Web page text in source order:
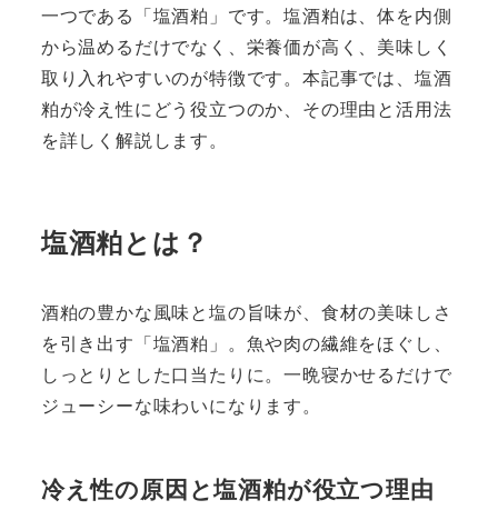
一つである「塩酒粕」です。塩酒粕は、体を内側
から温めるだけでなく、栄養価が高く、美味しく
取り入れやすいのが特徴です。本記事では、塩酒
粕が冷え性にどう役立つのか、その理由と活用法
を詳しく解説します。
塩酒粕とは？
酒粕の豊かな風味と塩の旨味が、食材の美味しさ
を引き出す「塩酒粕」。魚や肉の繊維をほぐし、
しっとりとした口当たりに。一晩寝かせるだけで
ジューシーな味わいになります。
冷え性の原因と塩酒粕が役立つ理由